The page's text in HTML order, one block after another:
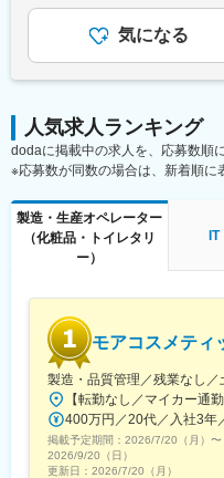
当社では入社後も技術
あたって、アカデミー
ご自身の興味がある分
業を選択いただき、受
学んだ内容や取得した資
め、スキルアップと昇給
また、経験を積んでいた
り、技術者としての価
れます。
変更の範囲：会社の定め
※重量物の扱いも稀に発
【変更の範囲：会社の定
■働く環境／魅力：
体、産業機器、医療機器
ど様々な製品をつくる技
・未経験からエンジニア
90％以上！飲食業、接
から入社した社員が多数
■スキルアップ支援体制：
・24時間365日好きな時
広いトピックスを用意
・スキルUPが給与UPに
位に応じて給与UP！
・専門教育機関で技術取
■当社だからこそ実現で
＜お取引社数3,900社＞
同業他社と比較をしても
占のプロジェクトも多数
年目：440～460万円8
金額はあくまでも目安
り、選考を通じて上下
当を含めた表記です。
気になる
人気求人ランキング
dodaに掲載中の求人を、応募数順
※応募数が同数の場合は、新着順に
製造・生産オペレーター
（化粧品・トイレタリ
ー）
モアコスメティ
製造・品質管理／残業なし
掲載予定期間： 2026/7/20（月） 〜
2026/9/20（日）
更新日： 2026/7/20（月）